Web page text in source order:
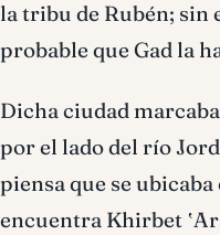
la tribu de Rubén; sin
probable que Gad la
Dicha ciudad
por el lado del río
piensa que se ubicaba
encuentra Khirbet